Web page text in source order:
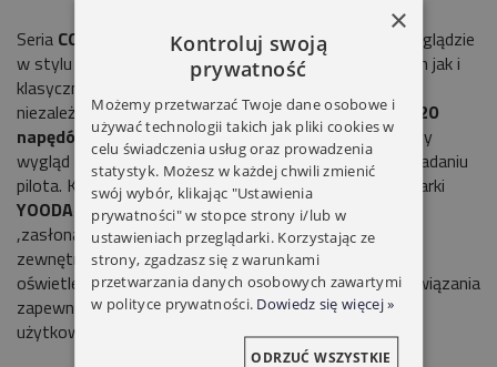
Seria CORVETO
to piloty przenośne o niebanalnym wyglądzie
w stylu
. Idealnie pasują do nowoczesnych jak i
klasycznych wnętrz. Funkcja podkanałów pozwala na
niezależne sterowanie dwoma napędami lub grupą do 20
napędów.Magnetyczny uchwyt zapewnia nowoczesny
wygląd oraz wygodę obsługi przed podnoszeniu i odkładaniu
pilota. Kompatybilność ze wszystkimi urządzeniami marki
YOODA daje możliwość sterowania nie tylko firanami
,zasłonami , roletami wewnętrznymi ale również
zewnętrznymi , a także markizami i
oświetleniem. Nowoczesny Design i nowatorskie rozwiązania
zapewniają Komfortowy produkt dla wszystkich
użytkowników w twoim domu.
×
Kontroluj swoją
prywatność
Możemy przetwarzać Twoje dane osobowe i
używać technologii takich jak pliki cookies w
celu świadczenia usług oraz prowadzenia
statystyk. Możesz w każdej chwili zmienić
swój wybór, klikając "Ustawienia
prywatności" w stopce strony i/lub w
ustawieniach przeglądarki. Korzystając ze
strony, zgadzasz się z warunkami
przetwarzania danych osobowych zawartymi
w polityce prywatności. Dowiedz się więcej »
ODRZUĆ WSZYSTKIE